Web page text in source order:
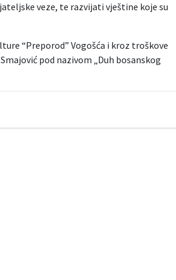
veze, te razvijati vještine koje su
“Preporod” Vogošća i kroz troškove
pod nazivom „Duh bosanskog